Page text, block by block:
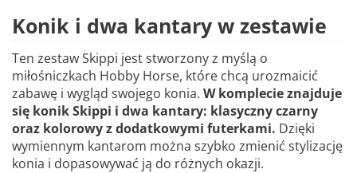
Konik i dwa kantary w zestawie
Ten zestaw Skippi jest stworzony z myślą o
miłośniczkach Hobby Horse, które chcą urozmaicić
zabawę i wygląd swojego konia. W komplecie znajduje
się konik Skippi i dwa kantary: klasyczny czarny
oraz kolorowy z dodatkowymi futerkami. Dzięki
wymiennym kantarom można szybko zmienić stylizację
konia i dopasowywać ją do różnych okazji.